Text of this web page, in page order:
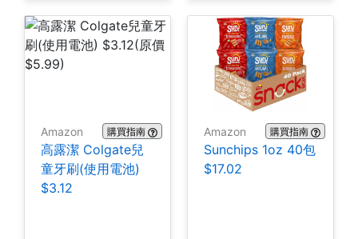
Amazon 購買指南
高露潔 Colgate兒
童牙刷(使用電池)
$3.12
Amazon 購買指南
Sunchips 1oz 40包
$17.02